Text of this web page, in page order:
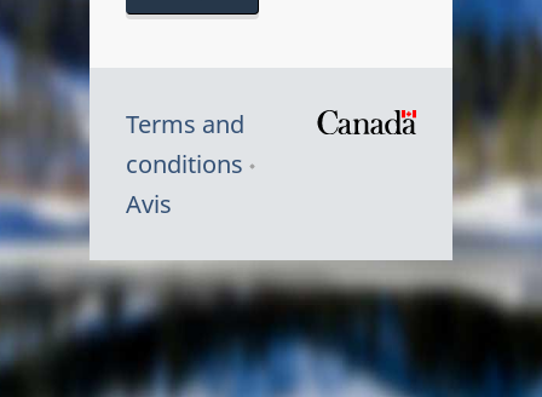
Terms and
conditions
Avis
Symbole
du
Canada